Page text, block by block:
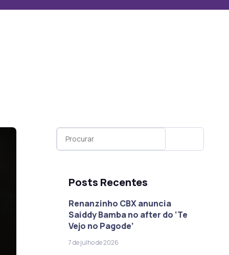
Posts Recentes
Renanzinho CBX anuncia
Saiddy Bamba no after do ‘Te
Vejo no Pagode’
7 de julho de 2026